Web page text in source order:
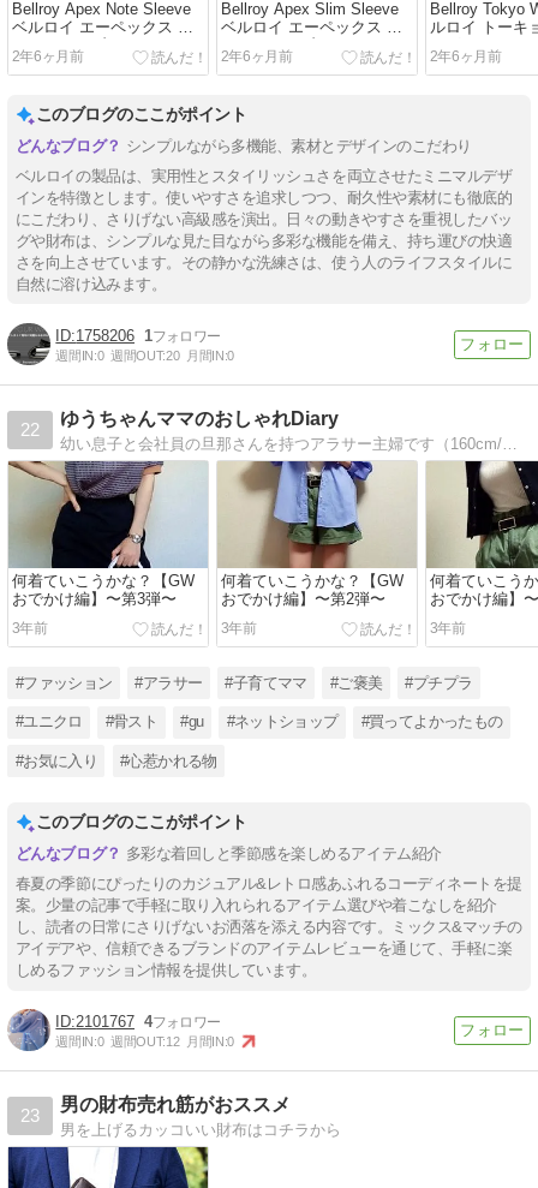
Bellroy Apex Note Sleeve
ベルロイ エーペックス ノ
ートスリーブ
2年6ヶ月前
Bellroy Apex Slim Sleeve
ベルロイ エーペックス ス
リムスリーブ
2年6ヶ月前
Bellroy Tokyo
ルロイ トーキ
ッグ
2年6ヶ月前
このブログのここがポイント
シンプルながら多機能、素材とデザインのこだわり
ベルロイの製品は、実用性とスタイリッシュさを両立させたミニマルデザ
インを特徴とします。使いやすさを追求しつつ、耐久性や素材にも徹底的
にこだわり、さりげない高級感を演出。日々の動きやすさを重視したバッ
グや財布は、シンプルな見た目ながら多彩な機能を備え、持ち運びの快適
さを向上させています。その静かな洗練さは、使う人のライフスタイルに
自然に溶け込みます。
1758206 1
週間IN:0 週間OUT:20 月間IN:0
22
ゆうちゃんママのおしゃれDiary
幼い息子と会社員の旦那さんを持つアラサー主婦です（160cm/骨ストナチュラルmix/服はMサイズ多め）主にネットショップ、GU、ユニクロetc…プチプラを取り入れたコーデや購入品紹介、こだわりが詰まった商品などをお伝えしています。
何着ていこうかな？【GW
おでかけ編】〜第3弾〜
3年前
何着ていこうかな？【GW
おでかけ編】〜第2弾〜
3年前
何着ていこう
おでかけ編】
3年前
#ファッション #アラサー #子育てママ #ご褒美 #プチプラ
#ユニクロ #骨スト #gu #ネットショップ #買ってよかったもの
#お気に入り #心惹かれる物
このブログのここがポイント
多彩な着回しと季節感を楽しめるアイテム紹介
春夏の季節にぴったりのカジュアル&レトロ感あふれるコーディネートを提
案。少量の記事で手軽に取り入れられるアイテム選びや着こなしを紹介
し、読者の日常にさりげないお洒落を添える内容です。ミックス&マッチの
アイデアや、信頼できるブランドのアイテムレビューを通じて、手軽に楽
しめるファッション情報を提供しています。
2101767 4
週間IN:0 週間OUT:12 月間IN:0
23
男の財布売れ筋がおススメ
男を上げるカッコいい財布はコチラから